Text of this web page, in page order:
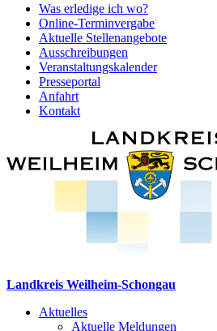
Was erledige ich wo?
Online-Terminvergabe
Aktuelle Stellenangebote
Ausschreibungen
Veranstaltungskalender
Presseportal
Anfahrt
Kontakt
Landkreis Weilheim-Schongau
Aktuelles
Aktuelle Meldungen